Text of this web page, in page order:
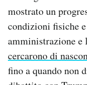
mostrato un
condizioni fisiche
amministrazione e
cercarono di
fino a quando non